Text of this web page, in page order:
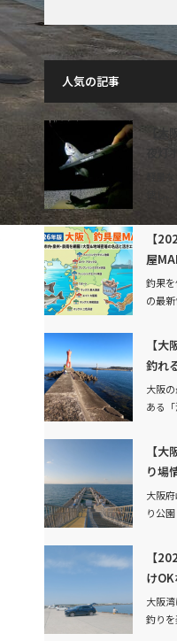
人気の記事
【大
夜
軽量
使し
【
屋
釣果
の最
【
釣れ
大阪
ある
【
り場
大阪
り公
【
け
大阪
釣り